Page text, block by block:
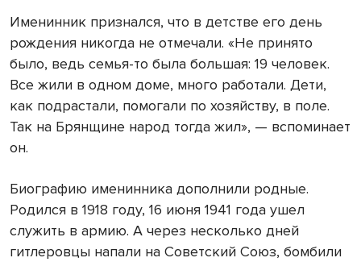
Именинник признался, что в детстве его день
рождения никогда не отмечали. «Не принято
было, ведь семья-то была большая: 19 человек.
Все жили в одном доме, много работали. Дети,
как подрастали, помогали по хозяйству, в поле.
Так на Брянщине народ тогда жил», — вспоминает
он.
Биографию именинника дополнили родные.
Родился в 1918 году, 16 июня 1941 года ушел
служить в армию. А через несколько дней
гитлеровцы напали на Советский Союз, бомбили